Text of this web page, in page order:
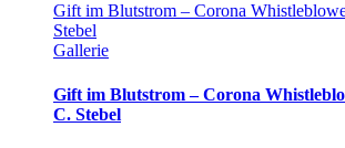
Gift im Blutstrom – Corona
Stebel
Gallerie
Gift im Blutstrom – Corona
C. Stebel